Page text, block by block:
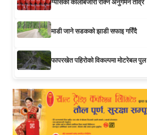
ग्यासको कालोबजारी रोक्न अनुगमन तीव्र
माडी जाने सडकको झाडी सफाइ गरिँदै
फापरखेत पहिरोको विकल्पमा मोटरेबल पुल